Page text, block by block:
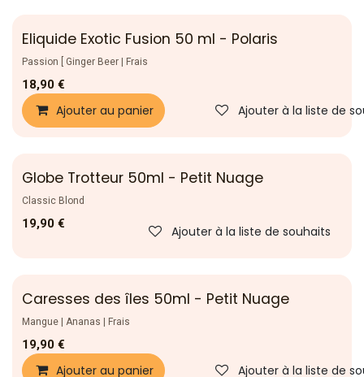
Eliquide Exotic Fusion 50 ml - Polaris
Passion [ Ginger Beer | Frais
18,90 €
Ajouter au panier Ajouter à la liste de
Globe Trotteur 50ml - Petit Nuage
Classic Blond
19,90 € Ajouter à la liste de souhaits
Caresses des îles 50ml - Petit Nuage
Mangue | Ananas | Frais
19,90 €
Ajouter au panier Ajouter à la liste de